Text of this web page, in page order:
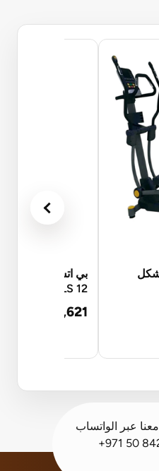
بي اتش للياقة
NLS 12 وضع مزدوج G2351
AED 3,621
عبر الواتساب
+971 50